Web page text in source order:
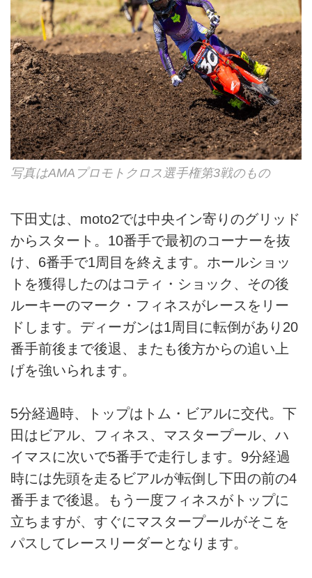
写真はAMAプロモトクロス選手権第3戦のもの
下田丈は、moto2では中央イン寄りのグリッド
からスタート。10番手で最初のコーナーを抜
け、6番手で1周目を終えます。ホールショッ
トを獲得したのはコティ・ショック、その後
ルーキーのマーク・フィネスがレースをリー
ドします。ディーガンは1周目に転倒があり20
番手前後まで後退、またも後方からの追い上
げを強いられます。
5分経過時、トップはトム・ビアルに交代。下
田はビアル、フィネス、マスタープール、ハ
イマスに次いで5番手で走行します。9分経過
時には先頭を走るビアルが転倒し下田の前の4
番手まで後退。もう一度フィネスがトップに
立ちますが、すぐにマスタープールがそこを
パスしてレースリーダーとなります。